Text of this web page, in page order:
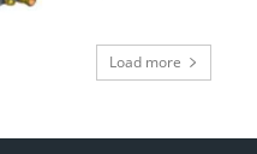
Load more